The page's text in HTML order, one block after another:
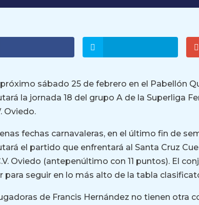
sábado 25 de febrero en el Pabellón
la jornada 18 del grupo A de la Superliga
Oviedo.
fechas carnavaleras, en el último fin de
el partido que enfrentará al Santa Cruz
Oviedo (antepenúltimo con 11 puntos). El
para seguir en lo más alto de la tabla
de Francis Hernández no tienen otra